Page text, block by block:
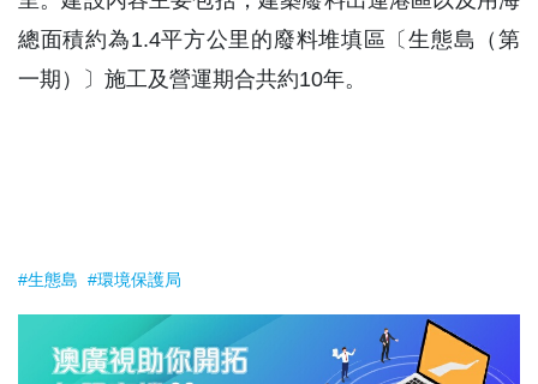
總面積約為1.4平方公里的廢料堆填區〔生態島（第
一期）〕施工及營運期合共約10年。
#生態島 #環境保護局